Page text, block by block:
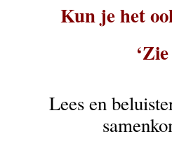
Kun je het
Lees en